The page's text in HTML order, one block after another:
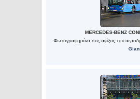
MERCEDES-BENZ
Φωτογραφημένο στις αφίξεις του